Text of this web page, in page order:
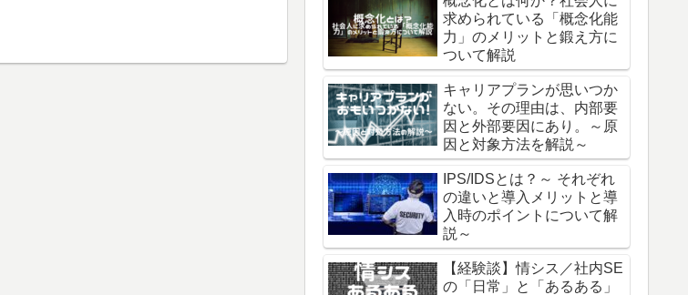
求められている「概念化能
力」のメリットと鍛え方に
ついて解説
キャリアプランが思いつか
ない。その理由は、内部要
因と外部要因にあり。～原
因と対象方法を解説～
IPS/IDSとは？～ それぞれ
の違いと導入メリットと導
入時のポイントについて解
説～
【経験談】情シス／社内SE
の「日常」と「あるある」